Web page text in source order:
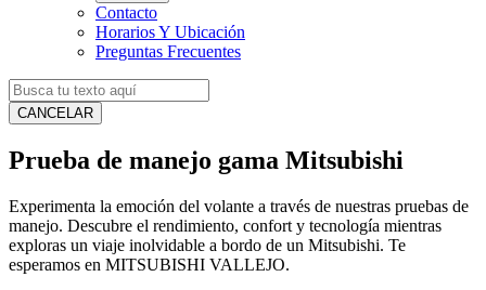
Contacto
Horarios Y Ubicación
Preguntas Frecuentes
CANCELAR
Prueba de manejo gama Mitsubishi
Experimenta la emoción del volante a través de nuestras pruebas de
manejo. Descubre el rendimiento, confort y tecnología mientras
exploras un viaje inolvidable a bordo de un Mitsubishi. Te
esperamos en MITSUBISHI VALLEJO.